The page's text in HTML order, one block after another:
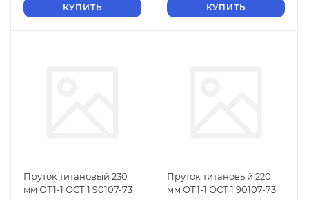
КУПИТЬ КУПИТЬ
Пруток титановый 230
мм ОТ1-1 ОСТ 1 90107-73
Пруток титановый 220
мм ОТ1-1 ОСТ 1 90107-73